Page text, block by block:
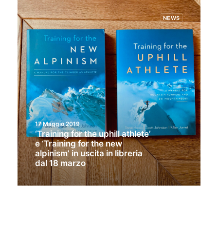
NEWS
17 Maggio 2019
‘Training for the uphill athlete’
e ‘Training for the new
alpinism’ in uscita in libreria
dal 18 marzo